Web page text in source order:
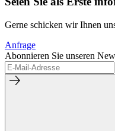
Gerne schicken wir Ihnen
Anfrage
Abonnieren Sie unseren